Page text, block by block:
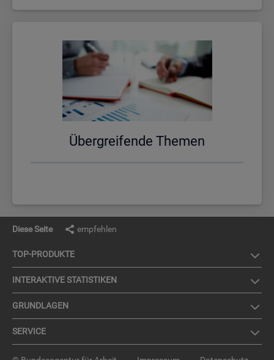
Über­grei­fen­de The­men
Diese Seite empfehlen
TOP-PRO­DUK­TE
IN­TER­AK­TI­VE STA­TIS­TI­KEN
GRUND­LA­GEN
SER­VICE